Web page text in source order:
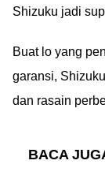
Shizuku jadi
Buat lo yang
garansi,
dan rasain
BACA